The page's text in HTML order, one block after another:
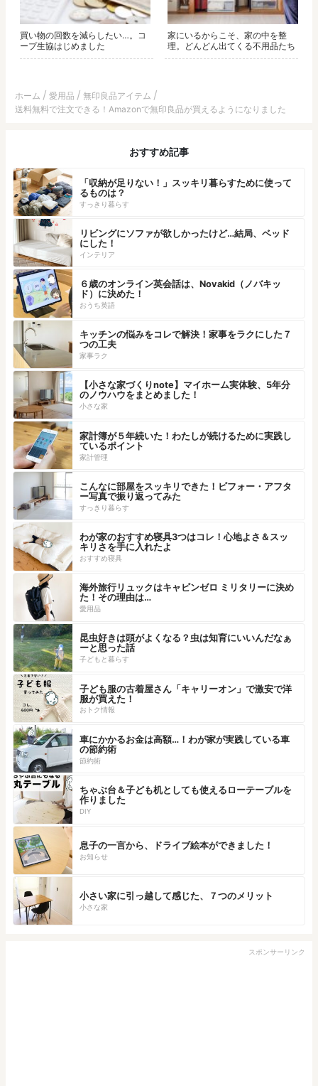
買い物の回数を減らしたい…。コ
ープ生協はじめました
家にいるからこそ、家の中を整
理。どんどん出てくる不用品たち
ホーム 愛用品
無印良品アイテム
送料無料で注文できる！Amazonで無印良品が買えるようになりました
おすすめ記事
「収納が足りない！」スッキリ暮らすために使って
るものは？
すっきり暮らす
リビングにソファが欲しかったけど…結局、ベッド
にした！
インテリア
６歳のオンライン英会話は、Novakid（ノバキッ
ド）に決めた！
おうち英語
キッチンの悩みをコレで解決！家事をラクにした７
つの工夫
家事ラク
【小さな家づくりnote】マイホーム実体験、5年分
のノウハウをまとめました！
小さな家
家計簿が５年続いた！わたしが続けるために実践し
ているポイント
家計管理
こんなに部屋をスッキリできた！ビフォー・アフタ
ー写真で振り返ってみた
すっきり暮らす
わが家のおすすめ寝具3つはコレ！心地よさ＆スッ
キリさを手に入れたよ
おすすめ寝具
海外旅行リュックはキャビンゼロ ミリタリーに決め
た！その理由は…
愛用品
昆虫好きは頭がよくなる？虫は知育にいいんだなぁ
ーと思った話
子どもと暮らす
子ども服の古着屋さん「キャリーオン」で激安で洋
服が買えた！
おトク情報
車にかかるお金は高額…！わが家が実践している車
の節約術
節約術
ちゃぶ台＆子ども机としても使えるローテーブルを
作りました
DIY
息子の一言から、ドライブ絵本ができました！
お知らせ
小さい家に引っ越して感じた、７つのメリット
小さな家
スポンサーリンク